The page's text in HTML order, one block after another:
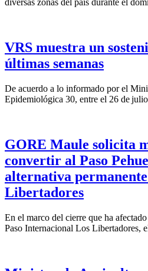
diversas zonas del país durante el
VRS muestra un
últimas semanas
De acuerdo a lo informado por el
Epidemiológica 30, entre el 26 de
GORE Maule solicita
convertir al Paso
alternativa
Libertadores
En el marco del cierre que ha
Paso Internacional Los Libertadores,